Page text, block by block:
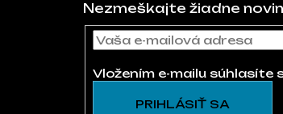
Nezmeškajte žiadne
Vložením e-mailu súhlasíte
PRIHLÁSIŤ SA